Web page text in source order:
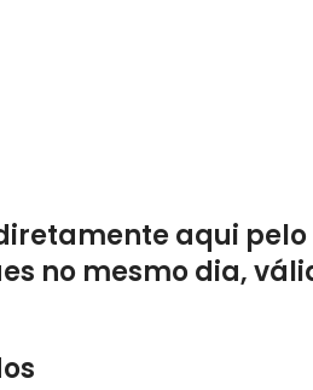
aqui
no mesmo dia,